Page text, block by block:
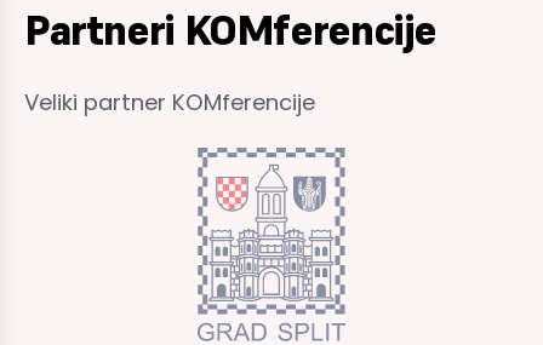
Partneri KOMferencije
Veliki partner KOMferencije